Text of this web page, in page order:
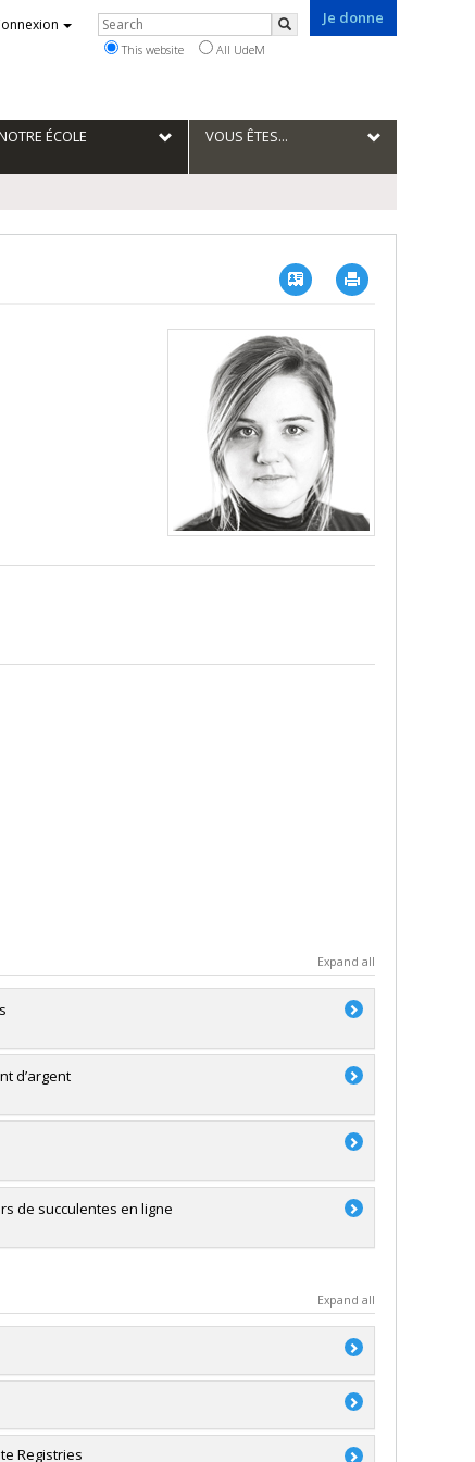
Je donne
Rechercher
Search
This website All UdeM
ÉCOLE VOUS ÊTES...
Vcard
Expand all
d’argent
de succulentes en ligne
Expand all
établissements
Registries